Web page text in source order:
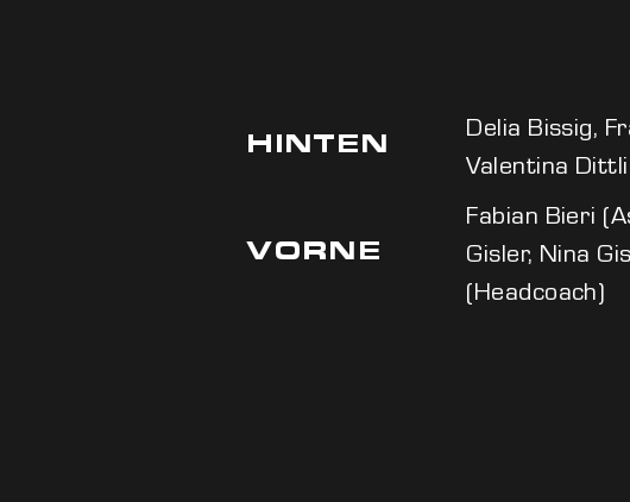
HINTEN
Delia Bissig,
Valentina Dittli
VORNE
Fabian Bieri
Gisler, Nina
(Headcoach)